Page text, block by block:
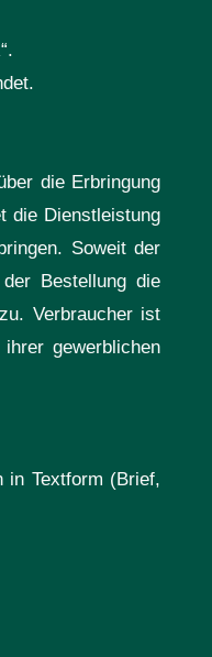
die Erbringung
die Dienstleistung
Soweit der
Bestellung die
Verbraucher ist
gewerblichen
in Textform (Brief,